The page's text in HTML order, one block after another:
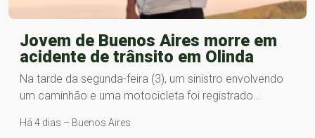
Jovem de Buenos Aires morre em
acidente de trânsito em Olinda
Na tarde da segunda-feira (3), um sinistro envolvendo
um caminhão e uma motocicleta foi registrado…
Há 4 dias – Buenos Aires